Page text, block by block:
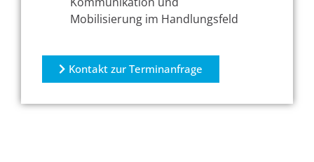
Mobilisierung im Handlungsfeld
Kontakt zur Terminanfrage